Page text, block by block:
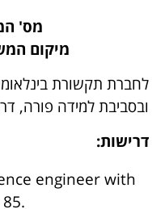
מס'
מיקום
לחברת תקשורת
ובסביבת למידה פורה,
דרישות:
engineer with